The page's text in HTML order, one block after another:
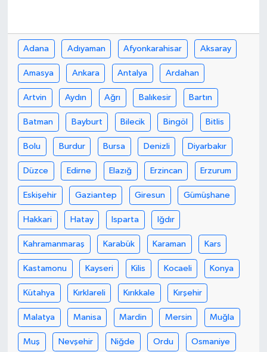
Adana Adıyaman Afyonkarahisar Aksaray
Amasya Ankara Antalya Ardahan
Artvin Aydın Ağrı Balıkesir Bartın
Batman Bayburt Bilecik Bingöl Bitlis
Bolu Burdur Bursa Denizli Diyarbakır
Düzce Edirne Elazığ Erzincan Erzurum
Eskişehir Gaziantep Giresun Gümüşhane
Hakkari Hatay Isparta Iğdır
Kahramanmaraş Karabük Karaman Kars
Kastamonu Kayseri Kilis Kocaeli Konya
Kütahya Kırklareli Kırıkkale Kırşehir
Malatya Manisa Mardin Mersin Muğla
Muş Nevşehir Niğde Ordu Osmaniye